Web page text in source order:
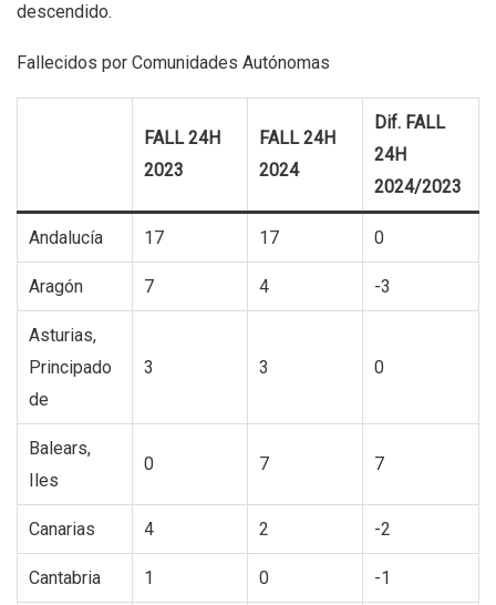
descendido.
Fallecidos por Comunidades Autónomas
FALL 24H
2023
FALL 24H
2024
Dif. FALL
24H
2024/2023
Andalucía 17 17 0
Aragón 7 4 -3
Asturias,
Principado
de
3 3 0
Balears,
Iles
0 7 7
Canarias 4 2 -2
Cantabria 1 0 -1